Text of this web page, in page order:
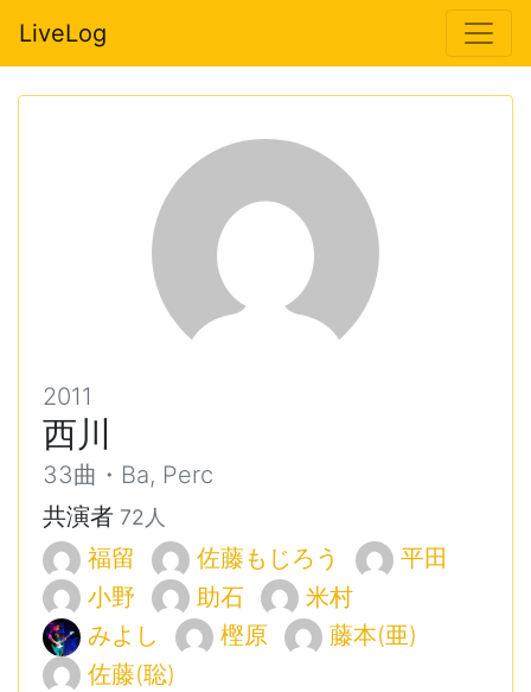
LiveLog
2011
西川
33曲・Ba, Perc
共演者 72人
福留 佐藤もじろう
平田
小野
助石
米村
みよし
樫原
藤本(亜)
佐藤(聡)